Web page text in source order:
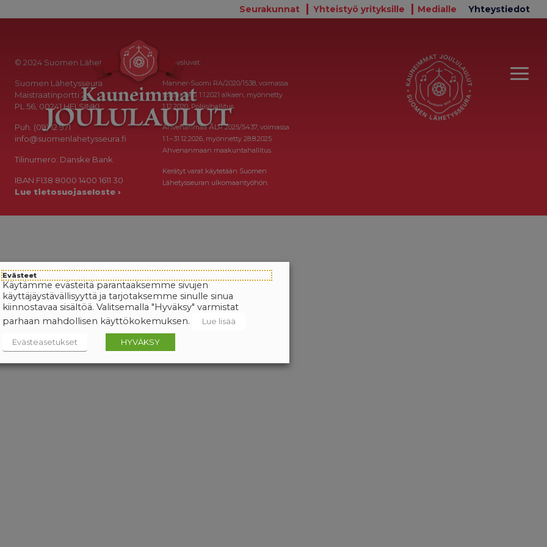
Seurakunnat Yhteistyö yrityksille Medialle Yhteystiedot
© 2024 Suomen Lähetysseura
Suomen Lähetysseura
Maistraatinportti 2a
PL 56, 00241 HELSINKI
Puh. (09) 12 971
info@suomenlahetysseura.fi
Tilinumero: Danske Bank
IBAN FI38 8000 1400 1611 30
Lue tietosuojaseloste ›
Keräysluvat:
Manner-Suomi RA/2020/1538, voimassa
toistaiseksi 1.1.2021 alkaen, myönnetty
1.12.2020, Poliisihallitus.
Ahvenanmaa ÅLR 2025/5437, voimassa
1.1.–31.12.2026, myönnetty 28.8.2025
Ahvenanmaan maakuntahallitus.
Kerätyt varat käytetään Suomen
Lähetysseuran ulkomaantyöhön.
Evästeet
Käytämme evästeitä parantaaksemme sivujen
käyttäjäystävällisyyttä ja tarjotaksemme sinulle sinua
kiinnostavaa sisältöä. Valitsemalla "Hyväksy" varmistat
parhaan mahdollisen käyttökokemuksen.
Lue lisää
Evästeasetukset HYVÄKSY